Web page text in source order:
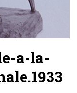
a-la-